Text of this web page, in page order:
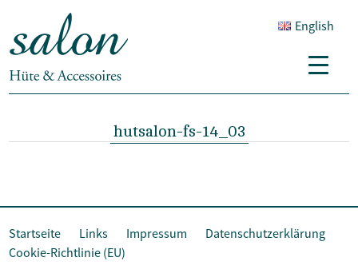
hutsalon-fs-14_03
Startseite Links Impressum
Datenschutzerklärung
Cookie-Richtlinie (EU)
English